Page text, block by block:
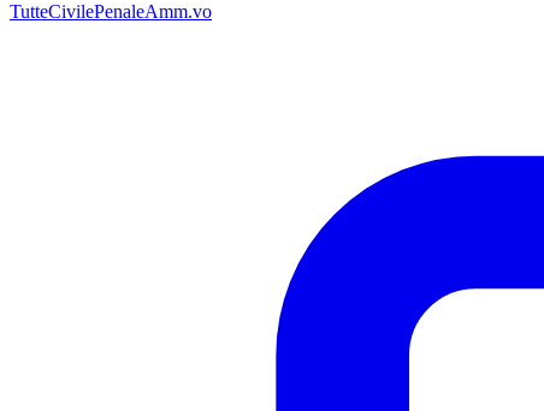
TutteCivilePenaleAmm.vo